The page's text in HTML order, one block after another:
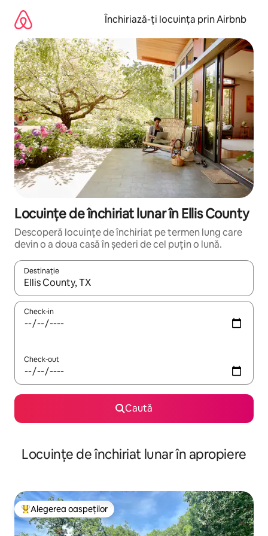
mergi
conținut
Închiriază-ți locuința prin Airbnb
Locuințe de închiriat lunar în Ellis County
Descoperă locuințe de închiriat pe termen lung care
devin o a doua casă în șederi de cel puțin o lună.
Destinație
Când se încarcă rezultatele, navighează folosind tastele
Check-in
Check-out
Caută
Locuințe de închiriat lunar în apropiere
Locuință din topul categoriei Alegerea oaspeților
Alegerea oaspeților